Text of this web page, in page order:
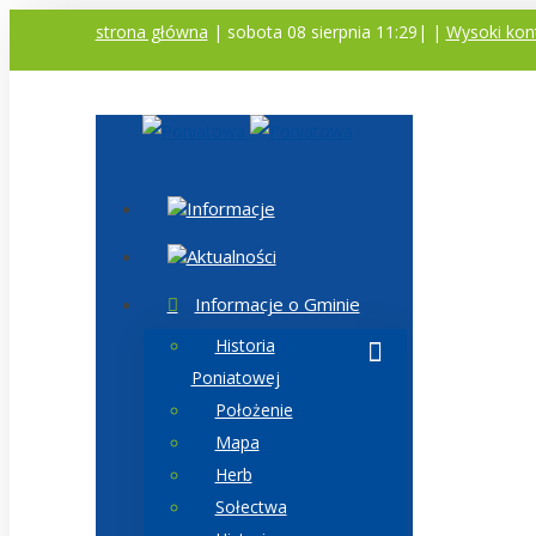
strona główna | sobota 08 sierpnia 11:29| | Wysoki
Informacje
Aktualności
Informacje o Gminie
Historia
Poniatowej
Położenie
Mapa
Herb
Sołectwa